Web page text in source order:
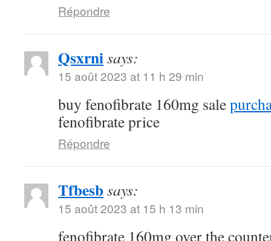
Répondre
Qsxrnisays:
15 août 2023 at 11 h 29 min
buy fenofibrate 160mg sale
fenofibrate price
Répondre
Tfbesbsays:
15 août 2023 at 15 h 13 min
fenofibrate 160mg over the